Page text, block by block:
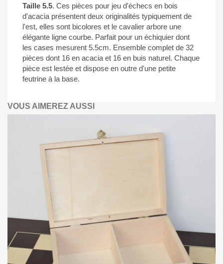
Taille 5.5. Ces pièces pour jeu d'échecs en bois
d'acacia présentent deux originalités typiquement de
l'est, elles sont bicolores et le cavalier arbore une
élégante ligne courbe. Parfait pour un échiquier dont
les cases mesurent 5.5cm. Ensemble complet de 32
pièces dont 16 en acacia et 16 en buis naturel. Chaque
pièce est lestée et dispose en outre d'une petite
feutrine à la base.
VOUS AIMEREZ AUSSI